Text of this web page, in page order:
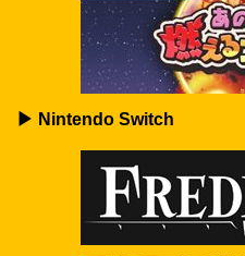
▶ Nintendo Switch